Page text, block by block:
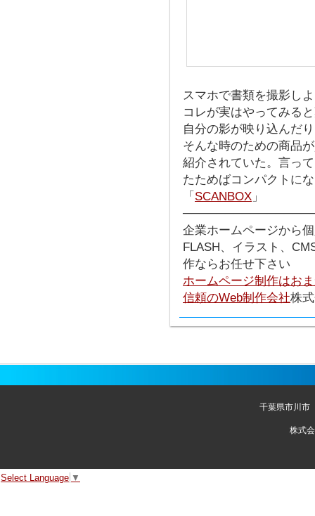
スマホで書類を撮影し
コレが実はやってみる
自分の影が映り込んだ
そんな時のための商品
紹介されていた。言っ
たためばコンパクトに
「 SCANBOX 」
企業ホームページから
FLASH、イラスト、
作ならお任せ下さい
ホームページ制作はお
信頼のWeb制作会社株
千葉県市川市
株式
Select Language ▼